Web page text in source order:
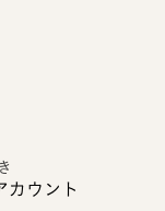
カウント